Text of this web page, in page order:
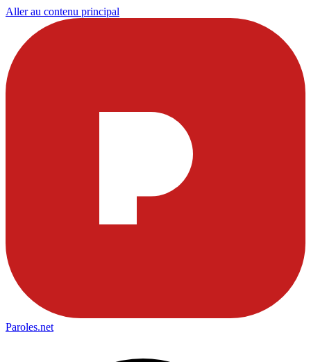
Aller au contenu principal
Paroles.net